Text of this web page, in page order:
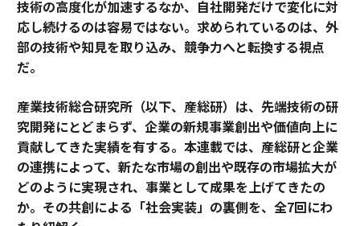
技術の高度化が加速するなか、自社開発だけで変化に対
応し続けるのは容易ではない。求められているのは、外
部の技術や知見を取り込み、競争力へと転換する視点
だ。
産業技術総合研究所（以下、産総研）は、先端技術の研
究開発にとどまらず、企業の新規事業創出や価値向上に
貢献してきた実績を有する。本連載では、産総研と企業
の連携によって、新たな市場の創出や既存の市場拡大が
どのように実現され、事業として成果を上げてきたの
か。その共創による「社会実装」の裏側を、全7回にわ